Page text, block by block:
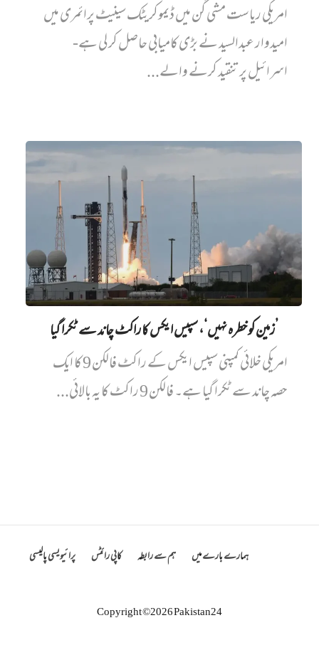
امریکی ریاست مشی گن میں ڈیموکریٹک سینیٹ پرائمری میں‌
امیدوار عبدالسید نے بڑی کامیابی حاصل کر لی ہے-
اسرائیل پر تنقید کرنے والے...
’زمین کو خطرہ نہیں‘، سپیس ایکس کا راکٹ چاند سے ٹکرا گیا
امریکی خلائی کمپنی سپیس ایکس کے راکٹ فالکن 9 کا ایک
حصہ چاند سے ٹکرا گیا ہے۔ فالکن 9 راکٹ کا یہ بالائی...
ہمارے بارے میں ہم سے رابطہ کاپی رائٹس پرائیویسی پالیسی
Copyright ©2026 Pakistan24